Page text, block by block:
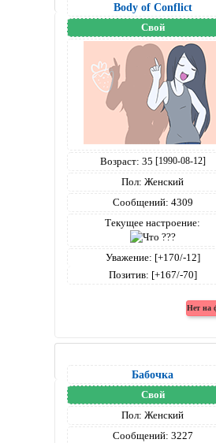
Body of Conflict
Свой
Возраст: 35 [1990-08-12]
Пол: Женский
Сообщений: 4309
Текущее настроение:
Уважение: [+170/-12]
Позитив: [+167/-70]
Бабочка
Свой
Пол: Женский
Сообщений: 3227